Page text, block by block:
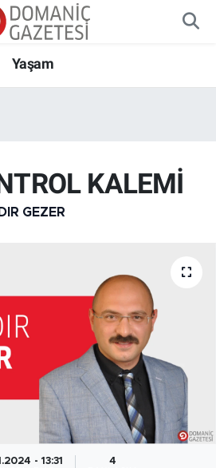
Yaşam
KALEMİ
GEZER
- 13:31 4